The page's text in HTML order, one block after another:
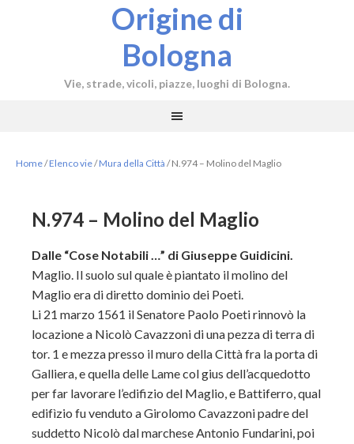
Origine di
Bologna
Vie, strade, vicoli, piazze, luoghi di Bologna.
Home/Elenco vie/Mura della Città /N.974 – Molino del Maglio
N.974 – Molino del Maglio
Dalle “Cose Notabili …” di Giuseppe Guidicini.
Maglio. Il suolo sul quale è piantato il molino del
Maglio era di diretto dominio dei Poeti.
Li 21 marzo 1561 il Senatore Paolo Poeti rinnovò la
locazione a Nicolò Cavazzoni di una pezza di terra di
tor. 1 e mezza presso il muro della Città fra la porta di
Galliera, e quella delle Lame col gius dell’acquedotto
per far lavorare l’edifizio del Maglio, e Battiferro, qual
edifìzio fu venduto a Girolomo Cavazzoni padre del
suddetto Nicolò dal marchese Antonio Fundarini, poi